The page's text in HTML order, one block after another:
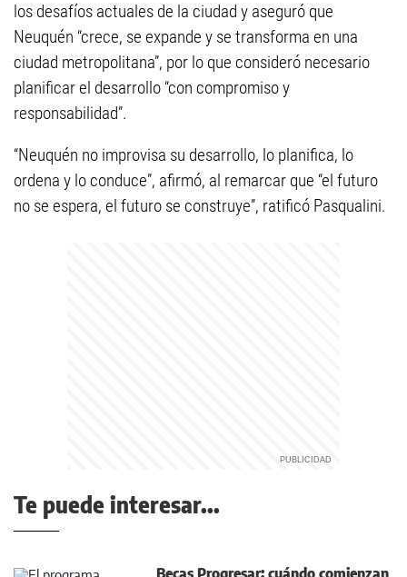
los desafíos actuales de la ciudad y aseguró que
Neuquén “crece, se expande y se transforma en una
ciudad metropolitana”, por lo que consideró necesario
planificar el desarrollo “con compromiso y
responsabilidad”.
“Neuquén no improvisa su desarrollo, lo planifica, lo
ordena y lo conduce”, afirmó, al remarcar que “el futuro
no se espera, el futuro se construye”, ratificó Pasqualini.
Te puede interesar...